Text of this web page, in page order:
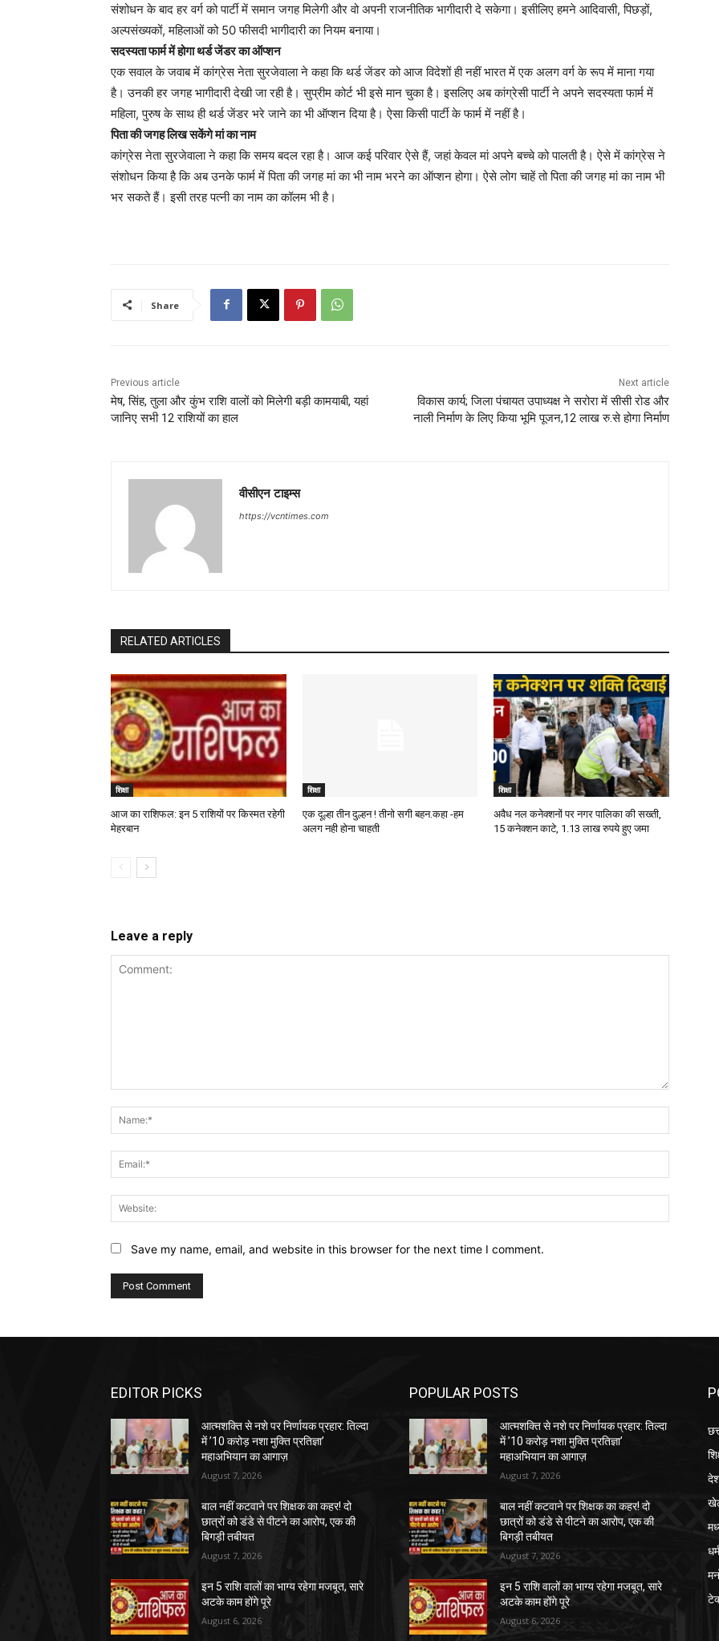
संशोधन के बाद हर वर्ग को पार्टी में समान जगह मिलेगी और वो अपनी राजनीतिक भागीदारी दे सकेगा। इसीलिए हमने आदिवासी, पिछड़ों,
अल्पसंख्यकों, महिलाओं को 50 फीसदी भागीदारी का नियम बनाया।
सदस्यता फार्म में होगा थर्ड जेंडर का ऑप्शन
एक सवाल के जवाब में कांग्रेस नेता सुरजेवाला ने कहा कि थर्ड जेंडर को आज विदेशों ही नहीं भारत में एक अलग वर्ग के रूप में माना गया
है। उनकी हर जगह भागीदारी देखी जा रही है। सुप्रीम कोर्ट भी इसे मान चुका है। इसलिए अब कांग्रेसी पार्टी ने अपने सदस्यता फार्म में
महिला, पुरुष के साथ ही थर्ड जेंडर भरे जाने का भी ऑप्शन दिया है। ऐसा किसी पार्टी के फार्म में नहीं है।
पिता की जगह लिख सकेंगे मां का नाम
कांग्रेस नेता सुरजेवाला ने कहा कि समय बदल रहा है। आज कई परिवार ऐसे हैं, जहां केवल मां अपने बच्चे को पालती है। ऐसे में कांग्रेस ने
संशोधन किया है कि अब उनके फार्म में पिता की जगह मां का भी नाम भरने का ऑप्शन होगा। ऐसे लोग चाहें तो पिता की जगह मां का नाम भी
भर सकते हैं। इसी तरह पत्नी का नाम का कॉलम भी है।
Share
Previous article
मेष, सिंह, तुला और कुंभ राशि वालों को मिलेगी बड़ी कामयाबी, यहां
जानिए सभी 12 राशियों का हाल
Next article
विकास कार्य; जिला पंचायत उपाध्यक्ष ने सरोरा में सीसी रोड और
नाली निर्माण के लिए किया भूमि पूजन,12 लाख रु.से होगा निर्माण
वीसीएन टाइम्स
https://vcntimes.com
RELATED ARTICLES
शिक्षा
आज का राशिफल: इन 5 राशियों पर किस्मत रहेगी
मेहरबान
शिक्षा
एक दूल्हा तीन दुल्हन ! तीनो सगी बहन.कहा -हम
अलग नही होना चाहती
शिक्षा
अवैध नल कनेक्शनों पर नगर पालिका की सख्ती,
15 कनेक्शन काटे, 1.13 लाख रुपये हुए जमा
Leave a reply
Save my name, email, and website in this browser for the next time I comment.
EDITOR PICKS
आत्मशक्ति से नशे पर निर्णायक प्रहार: तिल्दा
में ’10 करोड़ नशा मुक्ति प्रतिज्ञा’
महाअभियान का आगाज़
August 7, 2026
बाल नहीं कटवाने पर शिक्षक का कहर! दो
छात्रों को डंडे से पीटने का आरोप, एक की
बिगड़ी तबीयत
August 7, 2026
इन 5 राशि वालों का भाग्य रहेगा मजबूत, सारे
अटके काम होंगे पूरे
August 6, 2026
POPULAR POSTS
आत्मशक्ति से नशे पर निर्णायक प्रहार: तिल्दा
में ’10 करोड़ नशा मुक्ति प्रतिज्ञा’
महाअभियान का आगाज़
August 7, 2026
बाल नहीं कटवाने पर शिक्षक का कहर! दो
छात्रों को डंडे से पीटने का आरोप, एक की
बिगड़ी तबीयत
August 7, 2026
इन 5 राशि वालों का भाग्य रहेगा मजबूत, सारे
अटके काम होंगे पूरे
August 6, 2026
धर्म